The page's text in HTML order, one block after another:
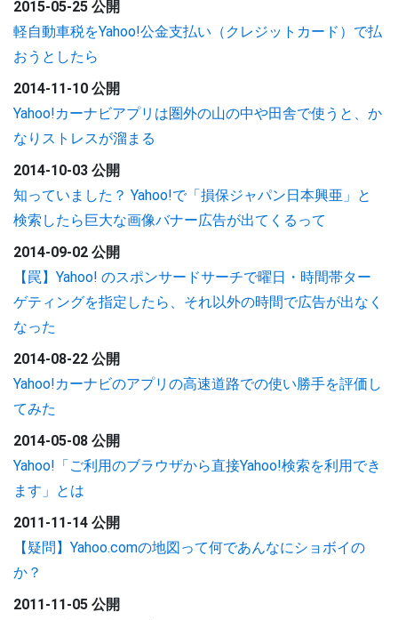
2015-05-25 公開
軽自動車税をYahoo!公金支払い（クレジットカード）で払
おうとしたら
2014-11-10 公開
Yahoo!カーナビアプリは圏外の山の中や田舎で使うと、か
なりストレスが溜まる
2014-10-03 公開
知っていました？ Yahoo!で「損保ジャパン日本興亜」と
検索したら巨大な画像バナー広告が出てくるって
2014-09-02 公開
【罠】Yahoo! のスポンサードサーチで曜日・時間帯ター
ゲティングを指定したら、それ以外の時間で広告が出なく
なった
2014-08-22 公開
Yahoo!カーナビのアプリの高速道路での使い勝手を評価し
てみた
2014-05-08 公開
Yahoo!「ご利用のブラウザから直接Yahoo!検索を利用でき
ます」とは
2011-11-14 公開
【疑問】Yahoo.comの地図って何であんなにショボイの
か？
2011-11-05 公開